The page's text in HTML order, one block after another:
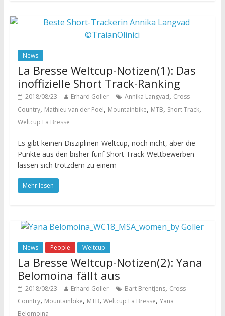
News
La Bresse Weltcup-Notizen(1): Das
inoffizielle Short Track-Ranking
2018/08/23 Erhard Goller Annika Langvad, Cross-
Country, Mathieu van der Poel, Mountainbike, MTB, Short Track,
Weltcup La Bresse
Es gibt keinen Disziplinen-Weltcup, noch nicht, aber die
Punkte aus den bisher fünf Short Track-Wettbewerben
lassen sich trotzdem zu einem
Mehr lesen
News People Weltcup
La Bresse Weltcup-Notizen(2): Yana
Belomoina fällt aus
2018/08/23 Erhard Goller Bart Brentjens, Cross-
Country, Mountainbike, MTB, Weltcup La Bresse, Yana
Belomoina